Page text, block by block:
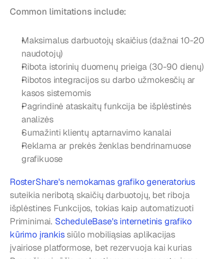
Common limitations include:
Maksimalus darbuotojų skaičius (dažnai 10-20
naudotojų)
Ribota istorinių duomenų prieiga (30-90 dienų)
Ribotos integracijos su darbo užmokesčių ar
kasos sistemomis
Pagrindinė ataskaitų funkcija be išplėstinės
analizės
Sumažinti klientų aptarnavimo kanalai
Reklama ar prekės ženklas bendrinamuose
grafikuose
RosterShare's nemokamas grafiko generatorius
suteikia neribotą skaičių darbuotojų, bet riboja
išplėstines Funkcijos, tokias kaip automatizuoti
Priminimai. ScheduleBase's internetinis grafiko
kūrimo įrankis siūlo mobiliąsias aplikacijas
įvairiose platformose, bet rezervuoja kai kurias